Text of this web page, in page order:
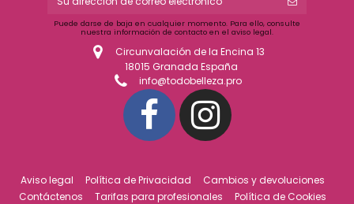
Puede darse de baja en cualquier momento. Para ello, consulte
nuestra información de contacto en el aviso legal.
Circunvalación de la Encina 13
18015 Granada España
info@todobelleza.pro
Aviso legal Política de Privacidad
Cambios y devoluciones
Contáctenos
Tarifas para profesionales
Política de Cookies